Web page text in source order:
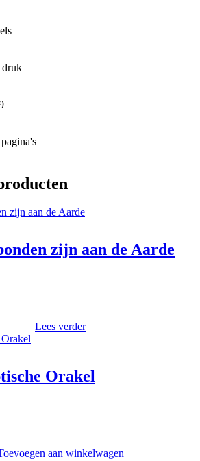
druk
zijn aan de Aarde
Lees verder
Orakel
aan winkelwagen